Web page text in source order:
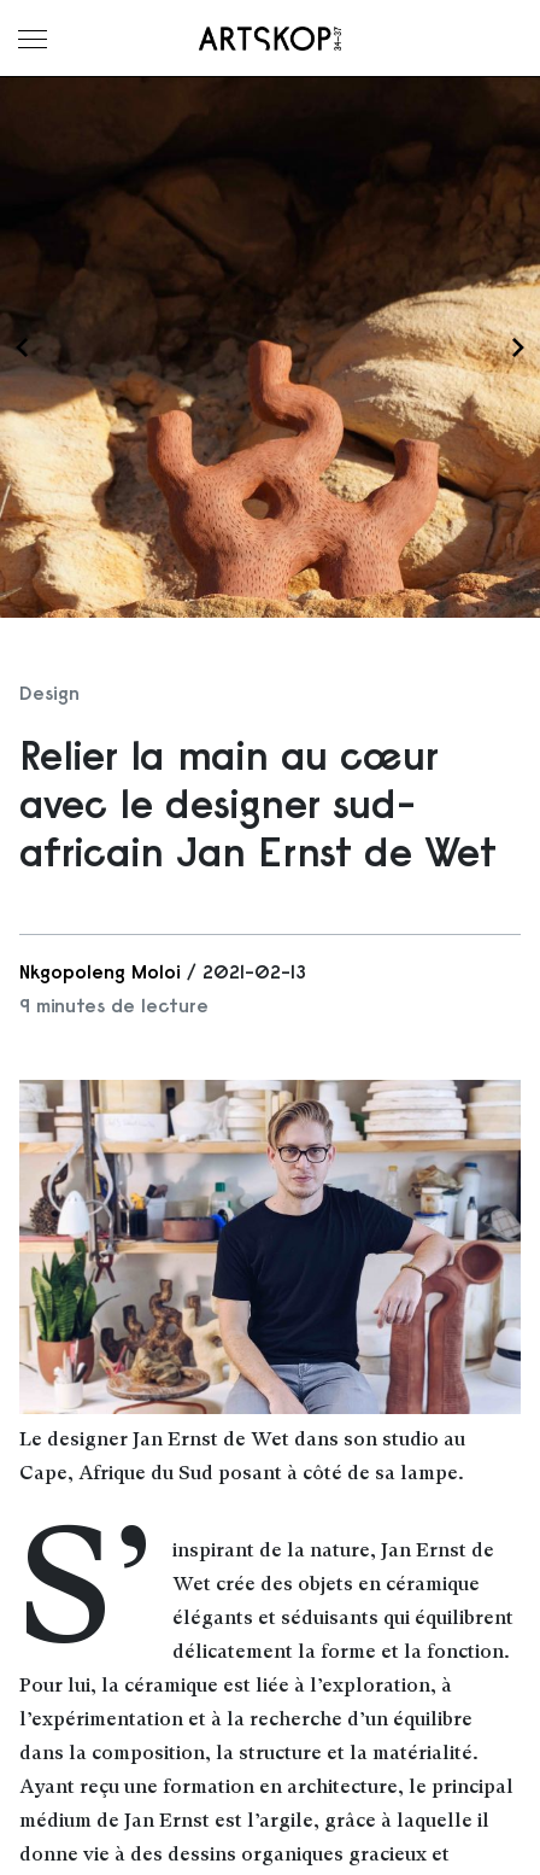
Ouvrir le menu
Design
Relier la main au cœur
avec le designer sud-
africain Jan Ernst de Wet
Nkgopoleng Moloi / 2021-02-13
9 minutes de lecture
Le designer Jan Ernst de Wet dans son studio au
Cape, Afrique du Sud posant à côté de sa lampe.
S’
inspirant de la nature, Jan Ernst de
Wet crée des objets en céramique
élégants et séduisants qui équilibrent
délicatement la forme et la fonction.
Pour lui, la céramique est liée à l’exploration, à
l’expérimentation et à la recherche d’un équilibre
dans la composition, la structure et la matérialité.
Ayant reçu une formation en architecture, le principal
médium de Jan Ernst est l’argile, grâce à laquelle il
donne vie à des dessins organiques gracieux et